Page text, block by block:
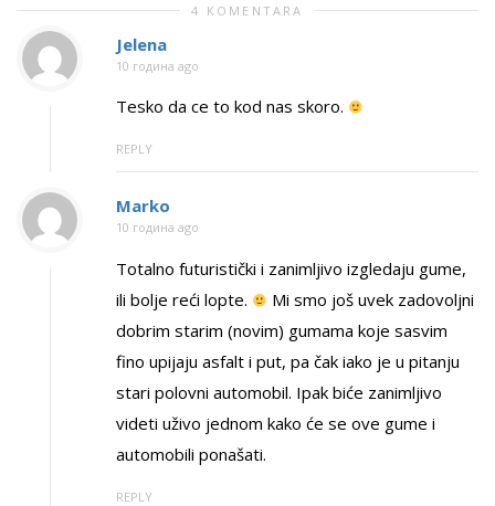
4 KOMENTARA
Jelena
10 година ago
Tesko da ce to kod nas skoro.
REPLY
Marko
10 година ago
Totalno futuristički i zanimljivo izgledaju gume,
ili bolje reći lopte.
Mi smo još uvek zadovoljni
dobrim starim (novim) gumama koje sasvim
fino upijaju asfalt i put, pa čak iako je u pitanju
stari polovni automobil. Ipak biće zanimljivo
videti uživo jednom kako će se ove gume i
automobili ponašati.
REPLY